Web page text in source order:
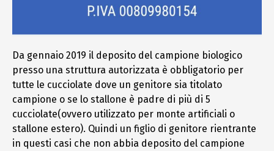
Da gennaio 2019 il deposito del campione biologico
presso una struttura autorizzata è obbligatorio per
tutte le cucciolate dove un genitore sia titolato
campione o se lo stallone è padre di più di 5
cucciolate(ovvero utilizzato per monte artificiali o
stallone estero). Quindi un figlio di genitore rientrante
in questi casi che non abbia deposito del campione